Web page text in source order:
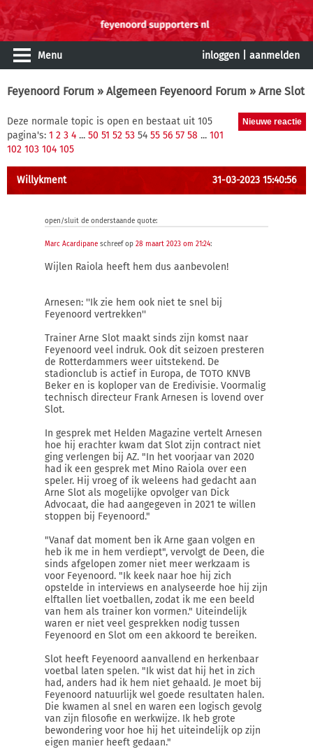
Menu inloggen aanmelden
Feyenoord Forum » Algemeen Feyenoord Forum » Arne Slot
Deze normale topic is open en bestaat uit 105
pagina's: 1 2 3 4 ... 50 51 52 53 54 55 56 57 58 ... 101
102 103 104 105
Willykment 31-03-2023 15:40:56
open/sluit de onderstaande quote:
Marc Acardipane schreef op 28 maart 2023 om 21:24:
Wijlen Raiola heeft hem dus aanbevolen!
Arnesen: ''Ik zie hem ook niet te snel bij
Feyenoord vertrekken''
Trainer Arne Slot maakt sinds zijn komst naar
Feyenoord veel indruk. Ook dit seizoen presteren
de Rotterdammers weer uitstekend. De
stadionclub is actief in Europa, de TOTO KNVB
Beker en is koploper van de Eredivisie. Voormalig
technisch directeur Frank Arnesen is lovend over
Slot.
In gesprek met Helden Magazine vertelt Arnesen
hoe hij erachter kwam dat Slot zijn contract niet
ging verlengen bij AZ. "In het voorjaar van 2020
had ik een gesprek met Mino Raiola over een
speler. Hij vroeg of ik weleens had gedacht aan
Arne Slot als mogelijke opvolger van Dick
Advocaat, die had aangegeven in 2021 te willen
stoppen bij Feyenoord."
"Vanaf dat moment ben ik Arne gaan volgen en
heb ik me in hem verdiept", vervolgt de Deen, die
sinds afgelopen zomer niet meer werkzaam is
voor Feyenoord. "Ik keek naar hoe hij zich
opstelde in interviews en analyseerde hoe hij zijn
elftallen liet voetballen, zodat ik me een beeld
van hem als trainer kon vormen." Uiteindelijk
waren er niet veel gesprekken nodig tussen
Feyenoord en Slot om een akkoord te bereiken.
Slot heeft Feyenoord aanvallend en herkenbaar
voetbal laten spelen. "Ik wist dat hij het in zich
had, anders had ik hem niet gehaald. Je moet bij
Feyenoord natuurlijk wel goede resultaten halen.
Die kwamen al snel en waren een logisch gevolg
van zijn filosofie en werkwijze. Ik heb grote
bewondering voor hoe hij het uiteindelijk op zijn
eigen manier heeft gedaan."